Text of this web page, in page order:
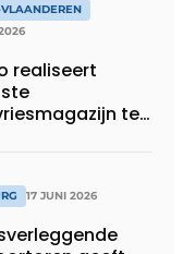
realiseert
ter
innovatie
17 JUNI 2026